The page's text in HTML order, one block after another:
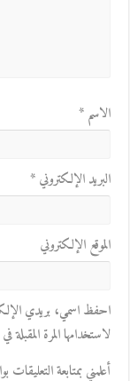
الاسم*
البريد الإلكتروني*
الموقع الإلكتروني
احفظ اسمي، بريدي
لاستخدامها المرة المقبلة
أعلمني بمتابعة التعليقات